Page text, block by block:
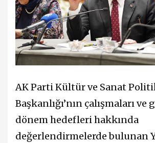
AK Parti Kültür ve Sanat
Başkanlığı’nın çalışmaları ve
dönem hedefleri hakkında
değerlendirmelerde bulunan